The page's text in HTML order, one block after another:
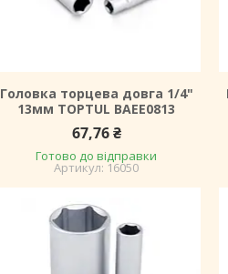
Головка торцева довга 1/4"
13мм TOPTUL BAEE0813
67,76 ₴
Готово до відправки
16050